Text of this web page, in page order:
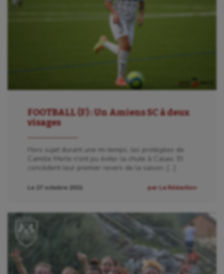
FOOTBALL (F) : Un Amiens SC à deux
visages
Hors sujet durant une mi-temps, les protégées de
Camille Merle n’ont pu éviter la chute à Calais. Et
concèdent leur premier revers de la saison. […]
Le 27 octobre 2021 par La Rédaction